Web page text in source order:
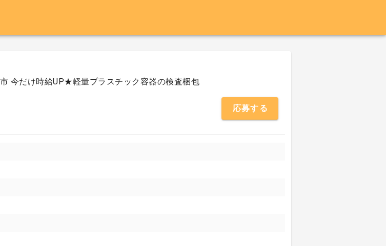
市 今だけ時給UP★軽量プラスチック容器の検査梱包
応募する